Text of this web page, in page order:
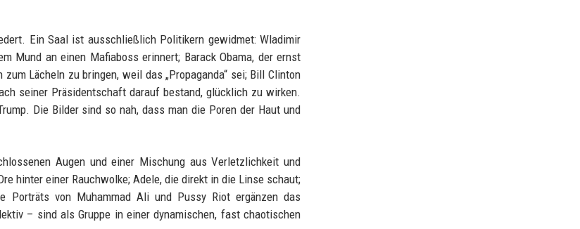
Ein Saal ist ausschließlich Politikern gewidmet: Wladimir
Mund an einen Mafiaboss erinnert; Barack Obama, der ernst
Lächeln zu bringen, weil das „Propaganda“ sei; Bill Clinton
seiner Präsidentschaft darauf bestand, glücklich zu wirken.
Die Bilder sind so nah, dass man die Poren der Haut und
Augen und einer Mischung aus Verletzlichkeit und
hinter einer Rauchwolke; Adele, die direkt in die Linse schaut;
Porträts von Muhammad Ali und Pussy Riot ergänzen das
– sind als Gruppe in einer dynamischen, fast chaotischen